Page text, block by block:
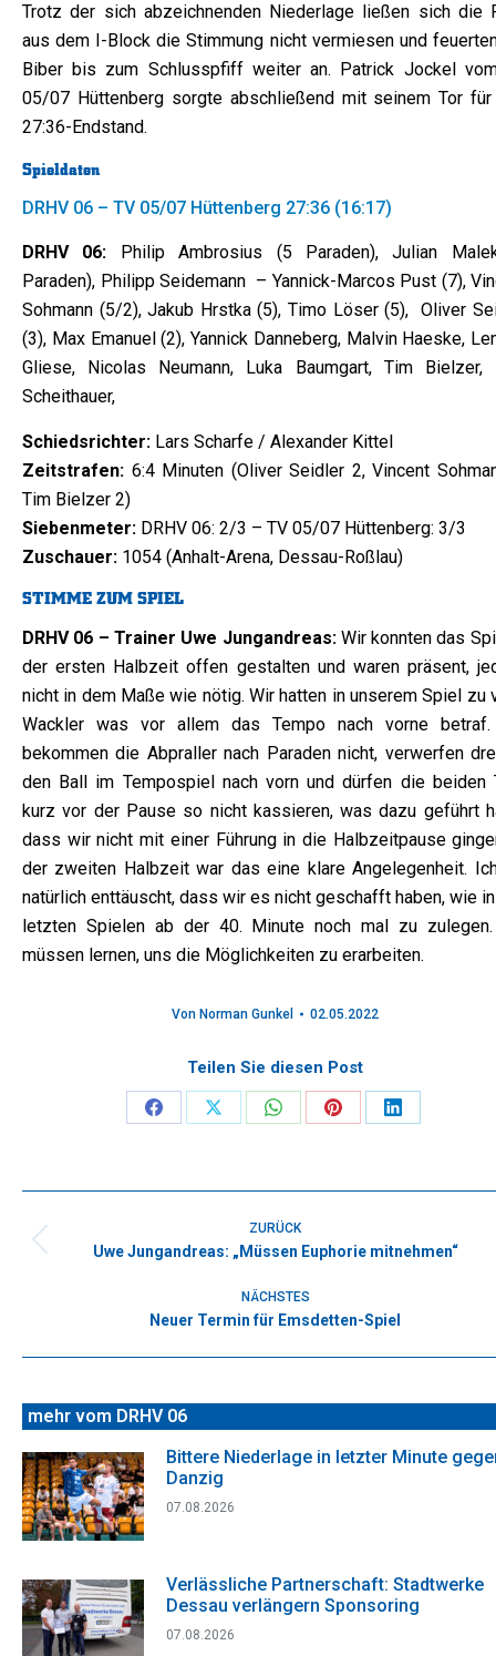
Trotz der sich abzeichnenden Niederlage ließen sich die
aus dem I-Block die Stimmung nicht vermiesen und
Biber bis zum Schlusspfiff weiter an. Patrick Jockel
05/07 Hüttenberg sorgte abschließend mit seinem Tor für
27:36-Endstand.
Spieldaten
DRHV 06 – TV 05/07 Hüttenberg 27:36 (16:17)
DRHV 06: Philip Ambrosius (5 Paraden), Julian
Paraden), Philipp Seidemann – Yannick-Marcos Pust (7),
Sohmann (5/2), Jakub Hrstka (5), Timo Löser (5), Oliver
(3), Max Emanuel (2), Yannick Danneberg, Malvin Haeske,
Gliese, Nicolas Neumann, Luka Baumgart, Tim Bielzer,
Scheithauer,
Schiedsrichter: Lars Scharfe / Alexander Kittel
Zeitstrafen: 6:4 Minuten (Oliver Seidler 2, Vincent
Tim Bielzer 2)
Siebenmeter: DRHV 06: 2/3 – TV 05/07 Hüttenberg: 3/3
Zuschauer: 1054 (Anhalt-Arena, Dessau-Roßlau)
STIMME ZUM SPIEL
DRHV 06 – Trainer Uwe Jungandreas: Wir konnten das
der ersten Halbzeit offen gestalten und waren präsent,
nicht in dem Maße wie nötig. Wir hatten in unserem Spiel zu
Wackler was vor allem das Tempo nach vorne
bekommen die Abpraller nach Paraden nicht, verwerfen
den Ball im Tempospiel nach vorn und dürfen die beiden
kurz vor der Pause so nicht kassieren, was dazu geführt
dass wir nicht mit einer Führung in die Halbzeitpause
der zweiten Halbzeit war das eine klare Angelegenheit.
natürlich enttäuscht, dass wir es nicht geschafft haben, wie
letzten Spielen ab der 40. Minute noch mal zu
müssen lernen, uns die Möglichkeiten zu erarbeiten.
Von Norman Gunkel 02.05.2022
Teilen Sie diesen Post
Share
Facebook
Share
X
Share
WhatsApp
Share
Pinterest
Share
LinkedIn
ZURÜCK
Vorheriger
Uwe Jungandreas: „Müssen Euphorie mitnehmen“
NÄCHSTES
Nächster
Neuer Termin für Emsdetten-Spiel
mehr vom DRHV 06
Bittere Niederlage in letzter Minute
Danzig
07.08.2026
Verlässliche Partnerschaft: Stadtwerke
Dessau verlängern Sponsoring
07.08.2026